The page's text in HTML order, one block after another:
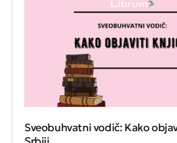
Sveobuhvatni vodič: Kako